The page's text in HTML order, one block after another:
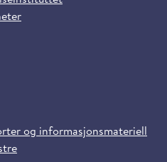
og informasjonsmateriell